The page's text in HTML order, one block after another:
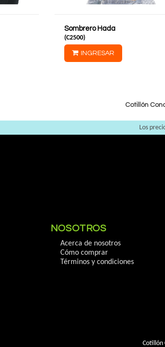
Sombrero Hada
(C2500)
INGRESAR
Cotillón
Los
NOSOTROS
Acerca de nosotros
Cómo comprar
Términos y condiciones
Cotillón